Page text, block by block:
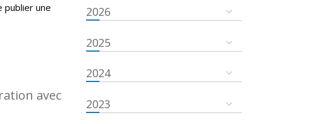
publier une
avec
2026
2025
2024
2023